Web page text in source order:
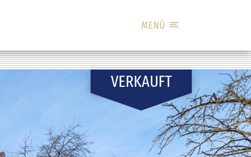
MENÜ
VERKAUFT